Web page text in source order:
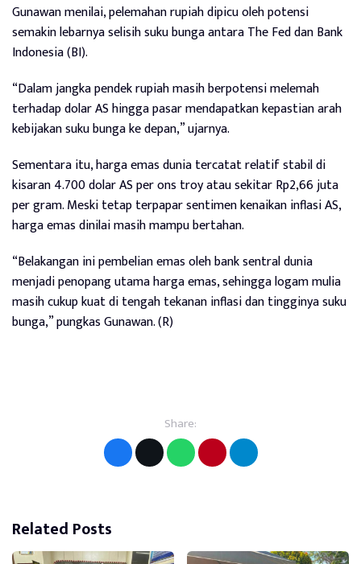
Gunawan menilai, pelemahan rupiah dipicu oleh potensi
semakin lebarnya selisih suku bunga antara The Fed dan Bank
Indonesia (BI).
“Dalam jangka pendek rupiah masih berpotensi melemah
terhadap dolar AS hingga pasar mendapatkan kepastian arah
kebijakan suku bunga ke depan,” ujarnya.
Sementara itu, harga emas dunia tercatat relatif stabil di
kisaran 4.700 dolar AS per ons troy atau sekitar Rp2,66 juta
per gram. Meski tetap terpapar sentimen kenaikan inflasi AS,
harga emas dinilai masih mampu bertahan.
“Belakangan ini pembelian emas oleh bank sentral dunia
menjadi penopang utama harga emas, sehingga logam mulia
masih cukup kuat di tengah tekanan inflasi dan tingginya suku
bunga,” pungkas Gunawan. (R)
Share:
Related Posts